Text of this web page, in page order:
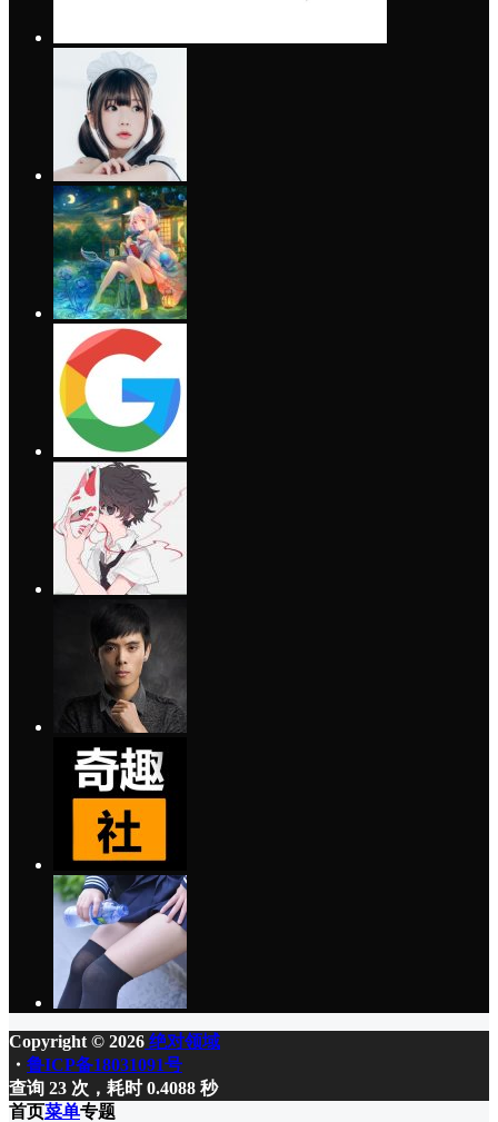
Copyright © 2026 绝对领域
・ 鲁ICP备18031091号
查询 23 次，耗时 0.4088 秒
首页菜单专题